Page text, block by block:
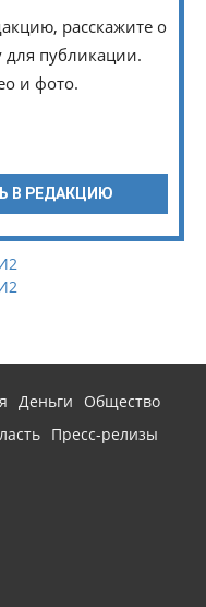
расскажите о
публикации.
и фото.
В РЕДАКЦИЮ
Деньги
Общество
Пресс-релизы